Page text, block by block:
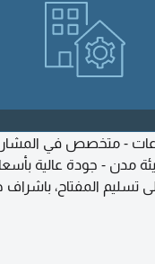
- متخصص في
مدن - جودة عالية
تسليم المفتاح،